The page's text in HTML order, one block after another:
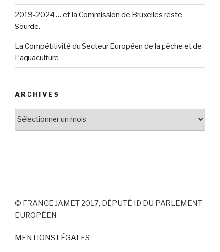
2019-2024 … et la Commission de Bruxelles reste
Sourde.
La Compétitivité du Secteur Européen de la pêche et de
L’aquaculture
ARCHIVES
Archives
© FRANCE JAMET 2017, DÉPUTÉ ID DU PARLEMENT
EUROPÉEN
MENTIONS LÉGALES